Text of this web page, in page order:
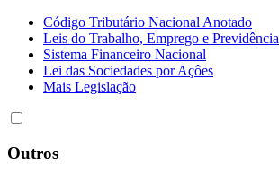
Código Tributário Nacional Anotado
Leis do Trabalho, Emprego e Previdência
Sistema Financeiro Nacional
Lei das Sociedades por Açôes
Mais Legislação
Outros